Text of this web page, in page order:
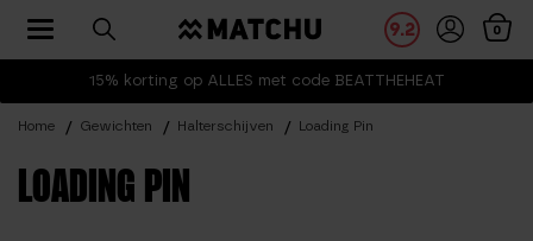
15% korting op ALLES met code BEATTHEHEAT
9.2 0
Toggle navigation
Home Gewichten Halterschijven Loading Pin
LOADING PIN